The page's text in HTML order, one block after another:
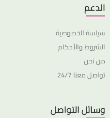
الدعم
سياسة الخصوصية
الشروط والأحكام
من نحن
تواصل معنا 24/7
وسائل التواصل